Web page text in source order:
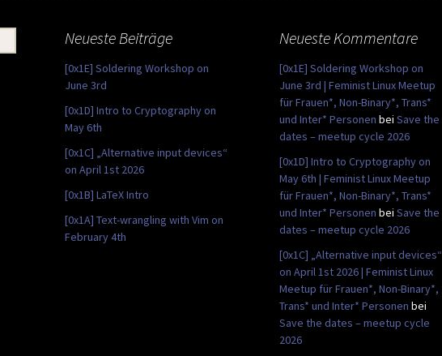
Neueste Beiträge
[0x1E] Soldering Workshop on
June 3rd
[0x1D] Intro to Cryptography on
May 6th
[0x1C] „Alternative input devices“
on April 1st 2026
[0x1B] LaTeX Intro
[0x1A] Text-wrangling with Vim on
February 4th
Neueste Kommentare
[0x1E] Soldering Workshop on
June 3rd | Feminist Linux Meetup
für Frauen*, Non-Binary*, Trans*
und Inter* Personen bei Save the
dates – meetup cycle 2026
[0x1D] Intro to Cryptography on
May 6th | Feminist Linux Meetup
für Frauen*, Non-Binary*, Trans*
und Inter* Personen bei Save the
dates – meetup cycle 2026
[0x1C] „Alternative input devices“
on April 1st 2026 | Feminist Linux
Meetup für Frauen*, Non-Binary*,
Trans* und Inter* Personen bei
Save the dates – meetup cycle
2026